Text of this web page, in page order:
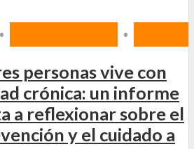
• •
personas vive con
crónica: un informe
a reflexionar sobre el
y el cuidado a